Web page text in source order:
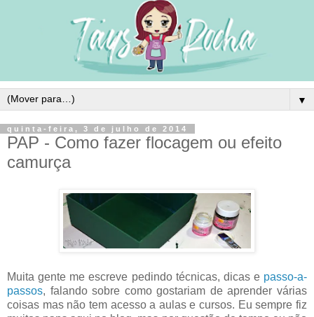
▼
quinta-feira, 3 de julho de 2014
PAP - Como fazer flocagem ou efeito
camurça
Muita gente me escreve pedindo técnicas, dicas e passo-a-
passos, falando sobre como gostariam de aprender várias
coisas mas não tem acesso a aulas e cursos. Eu sempre fiz